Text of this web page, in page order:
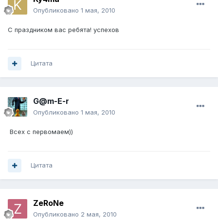
Опубликовано 1 мая, 2010
С праздником вас ребята! успехов
Цитата
G@m-E-r
Опубликовано 1 мая, 2010
Всех с первомаем))
Цитата
ZeRoNe
Опубликовано 2 мая, 2010